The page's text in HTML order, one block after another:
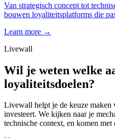
Van strategisch concept tot
bouwen loyaliteitsplatforms die
Learn more →
Livewall
Wil je weten welke
loyaliteitsdoelen?
Livewall helpt je de keuze maken
investeert. We kijken naar je
technische context, en komen met